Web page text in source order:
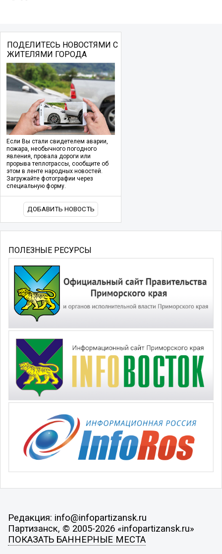
ПОДЕЛИТЕСЬ НОВОСТЯМИ С
ЖИТЕЛЯМИ ГОРОДА
Если Вы стали свидетелем аварии,
пожара, необычного погодного
явления, провала дороги или
прорыва теплотрассы, сообщите об
этом в ленте народных новостей.
Загружайте фотографии через
специальную форму.
ДОБАВИТЬ НОВОСТЬ
ПОЛЕЗНЫЕ РЕСУРСЫ
Редакция: info@infopartizansk.ru
Партизанск, © 2005-2026 «infopartizansk.ru»
ПОКАЗАТЬ БАННЕРНЫЕ МЕСТА